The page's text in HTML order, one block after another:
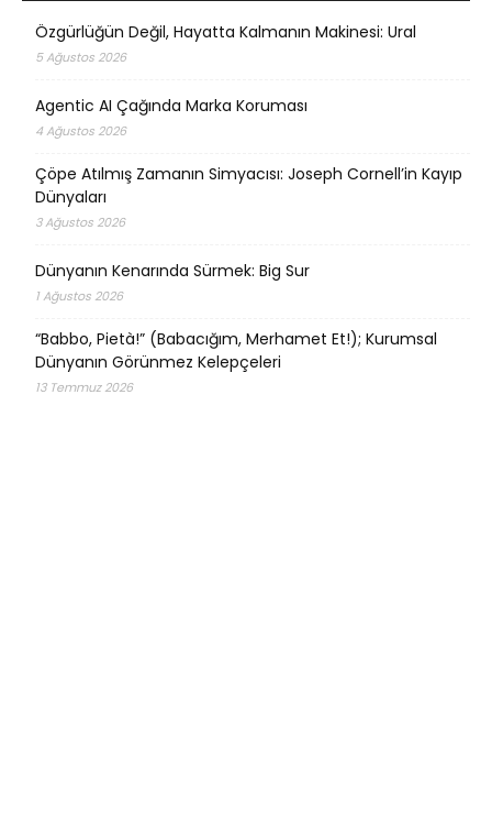
Özgürlüğün Değil, Hayatta Kalmanın Makinesi: Ural
5 Ağustos 2026
Agentic AI Çağında Marka Koruması
4 Ağustos 2026
Çöpe Atılmış Zamanın Simyacısı: Joseph Cornell’in Kayıp
Dünyaları
3 Ağustos 2026
Dünyanın Kenarında Sürmek: Big Sur
1 Ağustos 2026
“Babbo, Pietà!” (Babacığım, Merhamet Et!); Kurumsal
Dünyanın Görünmez Kelepçeleri
13 Temmuz 2026